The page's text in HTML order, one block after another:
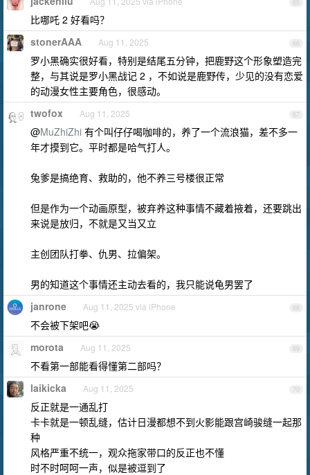
65
比哪吒 2 好看吗？
66
stonerAAA Aug 11, 2025
罗小黑确实很好看，特别是结尾五分钟，把鹿野这个形象塑造完
整，与其说是罗小黑战记 2 ，不如说是鹿野传，少见的没有恋爱
的动漫女性主要角色，很感动。
67
twofox Aug 11, 2025
@MuZhiZhi 有个叫仔仔喝咖啡的，养了一个流浪猫，差不多一
年才摸到它。平时都是哈气打人。
兔爹是搞绝育、救助的，他不养三号楼很正常
但是作为一个动画原型，被弃养这种事情不藏着掖着，还要跳出
来说是放归，不就是又当又立
主创团队打拳、仇男、拉偏架。
男的知道这个事情还主动去看的，我只能说龟男罢了
68
janrone Aug 11, 2025 via iPhone
不会被下架吧😭
69
morota Aug 11, 2025
不看第一部能看得懂第二部吗？
70
laikicka Aug 11, 2025
反正就是一通乱打
卡卡就是一顿乱缝，估计日漫都想不到火影能跟宫崎骏缝一起那
种
风格严重不统一，观众拖家带口的反正也不懂
时不时呵呵一声，似是被逗到了